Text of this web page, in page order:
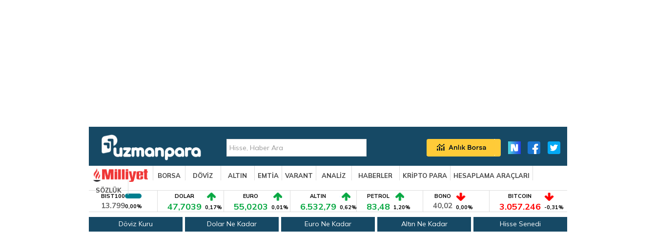
BORSA DÖVİZ ALTIN EMTİA VARANT ANALİZ HABERLER KRİPTO PARA
HESAPLAMA ARAÇLARI
SÖZLÜK
BIST100
13.7990,00%
DOLAR
47,7039 0,17%
EURO
55,0203 0,01%
ALTIN
6.532,79 0,62%
PETROL
83,48 1,20%
BONO
40,02 0,00%
BITCOIN
3.057.246 -0,31%
Döviz Kuru Dolar Ne Kadar Euro Ne Kadar Altın Ne Kadar Hisse Senedi